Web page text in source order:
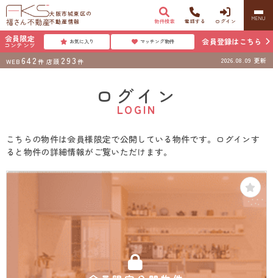
大阪市城東区の
不動産情報
物件検索 電話する ログイン MENU
会員限定
コンテンツ お気に入り マッチング物件 会員登録はこちら
WEB 642 件 店頭 293 件 2026.08.09 更新
ログイン
LOGIN
こちらの物件は会員様限定で公開している物件です。ログインす
ると物件の詳細情報がご覧いただけます。